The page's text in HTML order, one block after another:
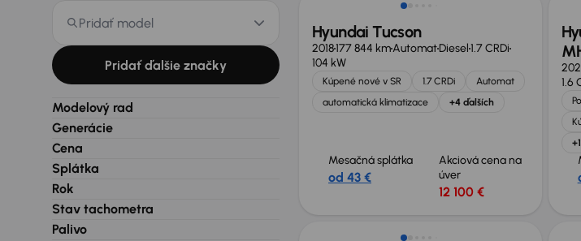
Pridať model
Pridať ďalšie značky
Modelový rad
Generácie
Cena
Splátka
Rok
Stav tachometra
Palivo
Hyundai Tucson
2018177 844 kmAutomatDiesel1.7 CRDi
104 kW
Kúpené nové v SR 1.7 CRDi
Automat
automatická klimatizace
+4 ďalších
Mesačná splátka
od 43 €
Akciová cena na
úver
12 100 €
1.6